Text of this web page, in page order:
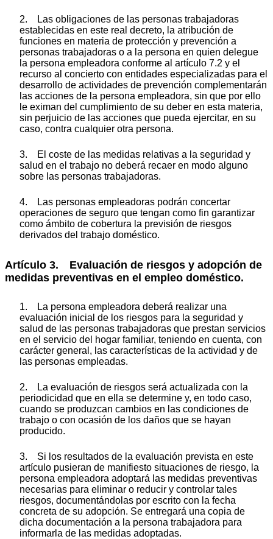
2. Las obligaciones de las personas trabajadoras
establecidas en este real decreto, la atribución de
funciones en materia de protección y prevención a
personas trabajadoras o a la persona en quien delegue
la persona empleadora conforme al artículo 7.2 y el
recurso al concierto con entidades especializadas para el
desarrollo de actividades de prevención complementarán
las acciones de la persona empleadora, sin que por ello
le eximan del cumplimiento de su deber en esta materia,
sin perjuicio de las acciones que pueda ejercitar, en su
caso, contra cualquier otra persona.
3. El coste de las medidas relativas a la seguridad y
salud en el trabajo no deberá recaer en modo alguno
sobre las personas trabajadoras.
4. Las personas empleadoras podrán concertar
operaciones de seguro que tengan como fin garantizar
como ámbito de cobertura la previsión de riesgos
derivados del trabajo doméstico.
Artículo 3. Evaluación de riesgos y adopción de
medidas preventivas en el empleo doméstico.
1. La persona empleadora deberá realizar una
evaluación inicial de los riesgos para la seguridad y
salud de las personas trabajadoras que prestan servicios
en el servicio del hogar familiar, teniendo en cuenta, con
carácter general, las características de la actividad y de
las personas empleadas.
2. La evaluación de riesgos será actualizada con la
periodicidad que en ella se determine y, en todo caso,
cuando se produzcan cambios en las condiciones de
trabajo o con ocasión de los daños que se hayan
producido.
3. Si los resultados de la evaluación prevista en este
artículo pusieran de manifiesto situaciones de riesgo, la
persona empleadora adoptará las medidas preventivas
necesarias para eliminar o reducir y controlar tales
riesgos, documentándolas por escrito con la fecha
concreta de su adopción. Se entregará una copia de
dicha documentación a la persona trabajadora para
informarla de las medidas adoptadas.